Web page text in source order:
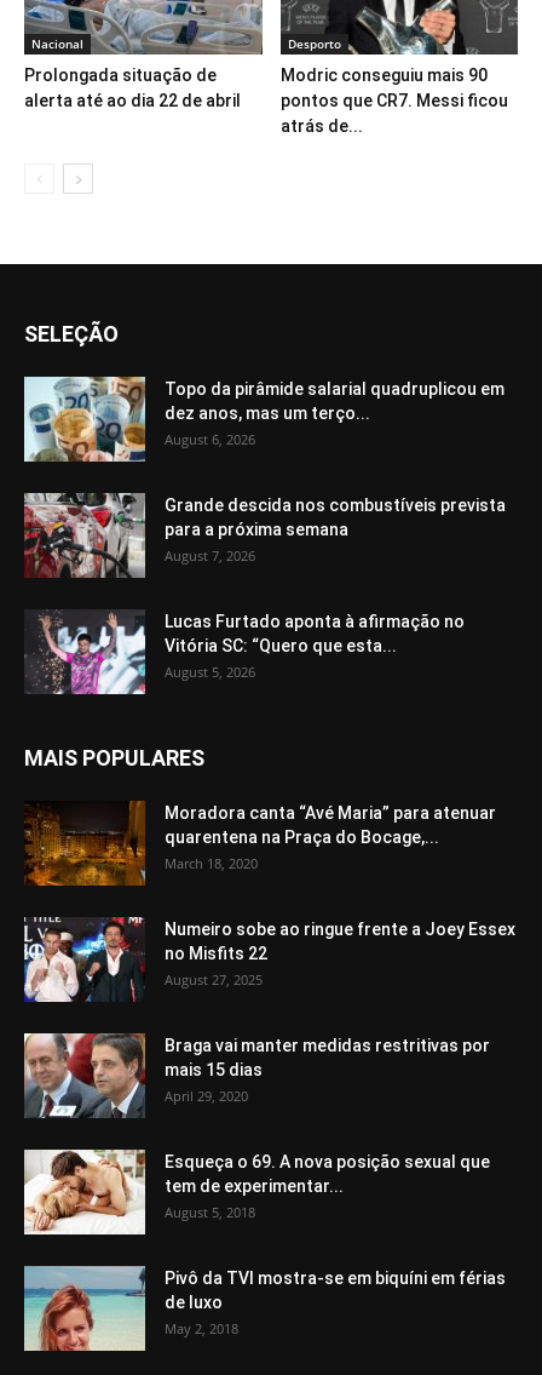
Nacional
Prolongada situação de
alerta até ao dia 22 de abril
Desporto
Modric conseguiu mais 90
pontos que CR7. Messi ficou
atrás de...
SELEÇÃO
Topo da pirâmide salarial quadruplicou em
dez anos, mas um terço...
August 6, 2026
Grande descida nos combustíveis prevista
para a próxima semana
August 7, 2026
Lucas Furtado aponta à afirmação no
Vitória SC: “Quero que esta...
August 5, 2026
MAIS POPULARES
Moradora canta “Avé Maria” para atenuar
quarentena na Praça do Bocage,...
March 18, 2020
Numeiro sobe ao ringue frente a Joey Essex
no Misfits 22
August 27, 2025
Braga vai manter medidas restritivas por
mais 15 dias
April 29, 2020
Esqueça o 69. A nova posição sexual que
tem de experimentar...
August 5, 2018
Pivô da TVI mostra-se em biquíni em férias
de luxo
May 2, 2018